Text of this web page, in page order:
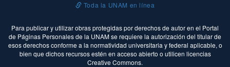
Toda la UNAM en línea
Para publicar y utilizar obras protegidas por derechos de autor en el Portal
de Páginas Personales de la UNAM se requiere la autorización del titular de
esos derechos conforme a la normatividad universitaria y federal aplicable, o
bien que dichos recursos estén en acceso abierto o utilicen licencias
Creative Commons.